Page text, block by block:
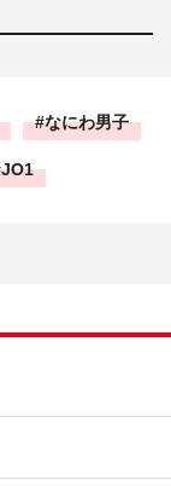
なにわ男子
JO1